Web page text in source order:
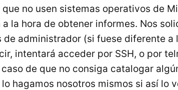
que no usen sistemas operativos de
la hora de obtener informes. Nos
de administrador (si fuese diferente a
intentará acceder por SSH, o por
de que no consiga catalogar
hagamos nosotros mismos si así lo